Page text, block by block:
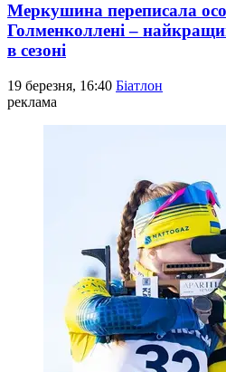
Меркушина переписала
Голменколлені –
в сезоні
19 березня, 16:40 Біатлон
реклама